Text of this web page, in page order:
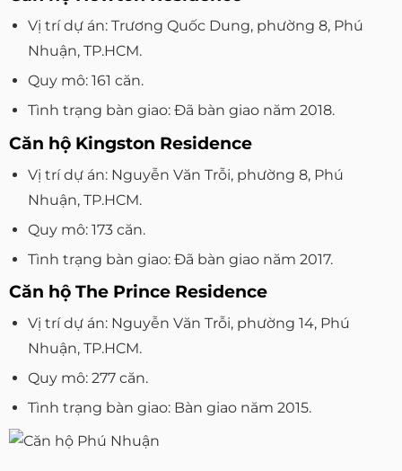
Vị trí dự án: Trương Quốc Dung, phường 8, Phú
Nhuận, TP.HCM.
Quy mô: 161 căn.
Tình trạng bàn giao: Đã bàn giao năm 2018.
Căn hộ Kingston Residence
Vị trí dự án: Nguyễn Văn Trỗi, phường 8, Phú
Nhuận, TP.HCM.
Quy mô: 173 căn.
Tình trạng bàn giao: Đã bàn giao năm 2017.
Căn hộ The Prince Residence
Vị trí dự án: Nguyễn Văn Trỗi, phường 14, Phú
Nhuận, TP.HCM.
Quy mô: 277 căn.
Tình trạng bàn giao: Bàn giao năm 2015.